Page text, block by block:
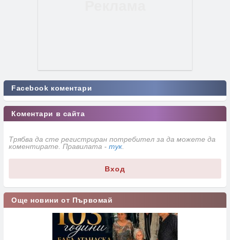
Facebook коментари
Коментари в сайта
Трябва да сте регистриран потребител за да можете да
коментирате. Правилата - тук
Вход
Още новини от Първомай